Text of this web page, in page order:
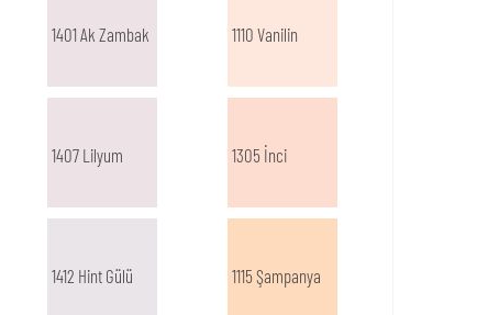
1401 Ak Zambak 1110 Vanilin
1407 Lilyum 1305 İnci
1412 Hint Gülü 1115 Şampanya